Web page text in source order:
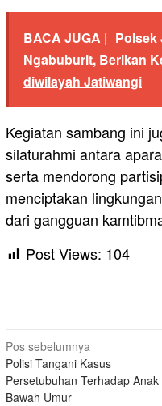
BACA JUGA | Polsek
Ngabuburit, Berikan
diwilayah Jatiwangi
Kegiatan sambang ini
silaturahmi antara
serta mendorong
menciptakan
dari gangguan
Post Views: 104
Navigasi
pos
Pos sebelumnya
Polisi Tangani Kasus
Persetubuhan Terhadap Anak
Bawah Umur